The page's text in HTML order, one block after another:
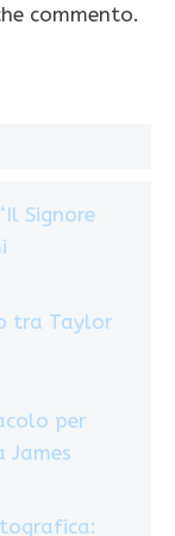
commento.
Signore
tra Taylor
per
James